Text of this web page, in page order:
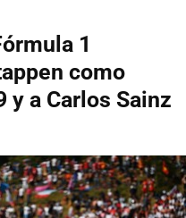
1
como
y a Carlos Sainz